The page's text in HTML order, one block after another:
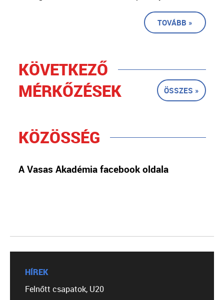
TOVÁBB »
KÖVETKEZŐ
MÉRKŐZÉSEK
ÖSSZES »
KÖZÖSSÉG
A Vasas Akadémia facebook oldala
HÍREK
Felnőtt csapatok, U20